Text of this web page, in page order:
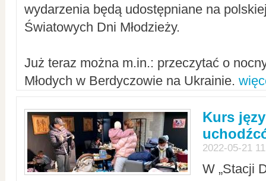
wydarzenia będą udostępniane na
Światowych Dni Młodzieży.
Już teraz można m.in.: przeczytać o
Młodych w Berdyczowie na Ukrainie.
Kurs
2022-05-21
W „Stacji